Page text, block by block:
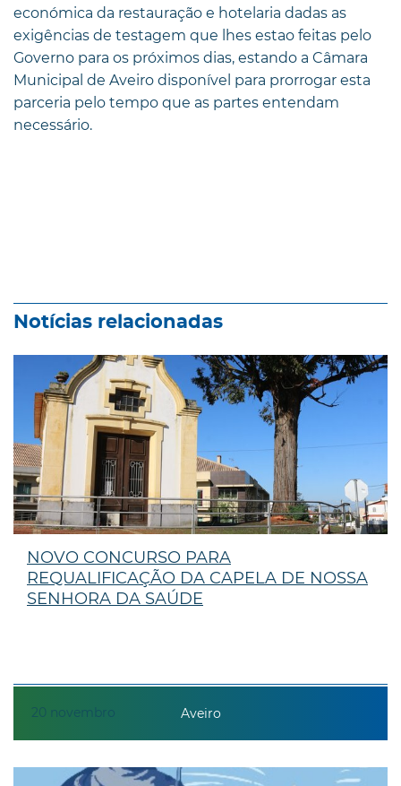
económica da restauração e hotelaria dadas as
exigências de testagem que lhes estao feitas pelo
Governo para os próximos dias, estando a Câmara
Municipal de Aveiro disponível para prorrogar esta
parceria pelo tempo que as partes entendam
necessário.
Notícias relacionadas
20 novembro
NOVO CONCURSO PARA
REQUALIFICAÇÃO DA CAPELA DE NOSSA
SENHORA DA SAÚDE
Aveiro